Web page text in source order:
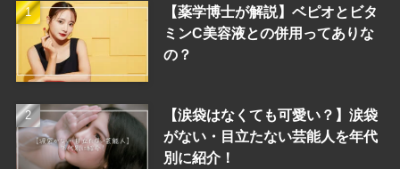
【薬学博士が解説】ベピオとビタ
ミンC美容液との併用ってありな
の？
【涙袋はなくても可愛い？】涙袋
がない・目立たない芸能人を年代
別に紹介！